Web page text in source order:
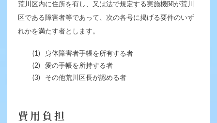
荒川区内に住所を有し、又は法で規定する実施機関が荒川
区である障害者等であって、次の各号に掲げる要件のいず
れかを満たす者とします。
(1)
身体障害者手帳を所有する者
(2)
愛の手帳を所持する者
(3)
その他荒川区長が認める者
費用負担